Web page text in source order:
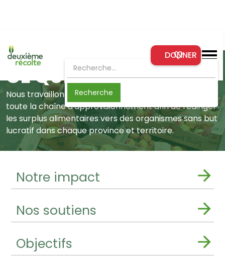
DONNER
CE QUE NOUS FAISONS
Nous travaillons avec des entreprises alimentaires de
toute la chaîne d'approvisionnement afin de rediriger
les surplus alimentaires vers des organismes sans but
lucratif dans chaque province et territoire.
Notre impact
Nos soutiens
Objectifs